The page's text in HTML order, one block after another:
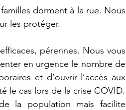
dorment à la rue. Nous
les protéger.
pérennes. Nous vous
en urgence le nombre de
et d’ouvrir l’accès aux
le cas lors de la crise COVID.
la population mais facilite